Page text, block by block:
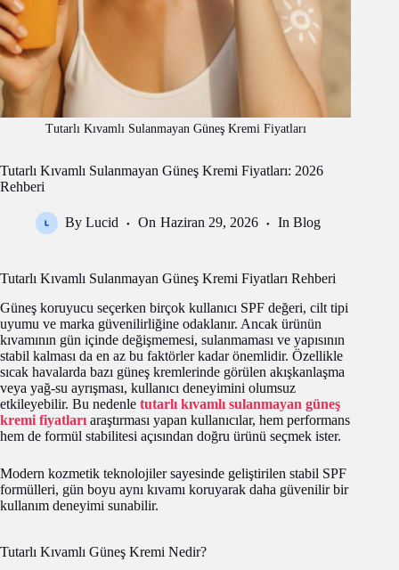
Tutarlı Kıvamlı Sulanmayan Güneş Kremi Fiyatları
Tutarlı Kıvamlı Sulanmayan Güneş Kremi Fiyatları: 2026
Rehberi
By Lucid On Haziran 29, 2026 In Blog
Tutarlı Kıvamlı Sulanmayan Güneş Kremi Fiyatları Rehberi
Güneş koruyucu seçerken birçok kullanıcı SPF değeri, cilt tipi
uyumu ve marka güvenilirliğine odaklanır. Ancak ürünün
kıvamının gün içinde değişmemesi, sulanmaması ve yapısının
stabil kalması da en az bu faktörler kadar önemlidir. Özellikle
sıcak havalarda bazı güneş kremlerinde görülen akışkanlaşma
veya yağ-su ayrışması, kullanıcı deneyimini olumsuz
etkileyebilir. Bu nedenle tutarlı kıvamlı sulanmayan güneş
kremi fiyatları araştırması yapan kullanıcılar, hem performans
hem de formül stabilitesi açısından doğru ürünü seçmek ister.
Modern kozmetik teknolojiler sayesinde geliştirilen stabil SPF
formülleri, gün boyu aynı kıvamı koruyarak daha güvenilir bir
kullanım deneyimi sunabilir.
Tutarlı Kıvamlı Güneş Kremi Nedir?